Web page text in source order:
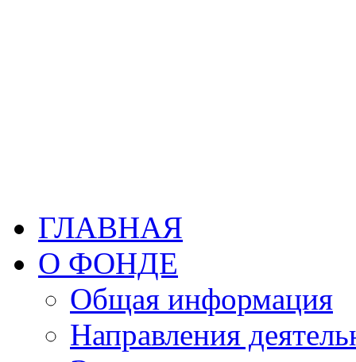
ГЛАВНАЯ
О ФОНДЕ
Общая информация
Направления